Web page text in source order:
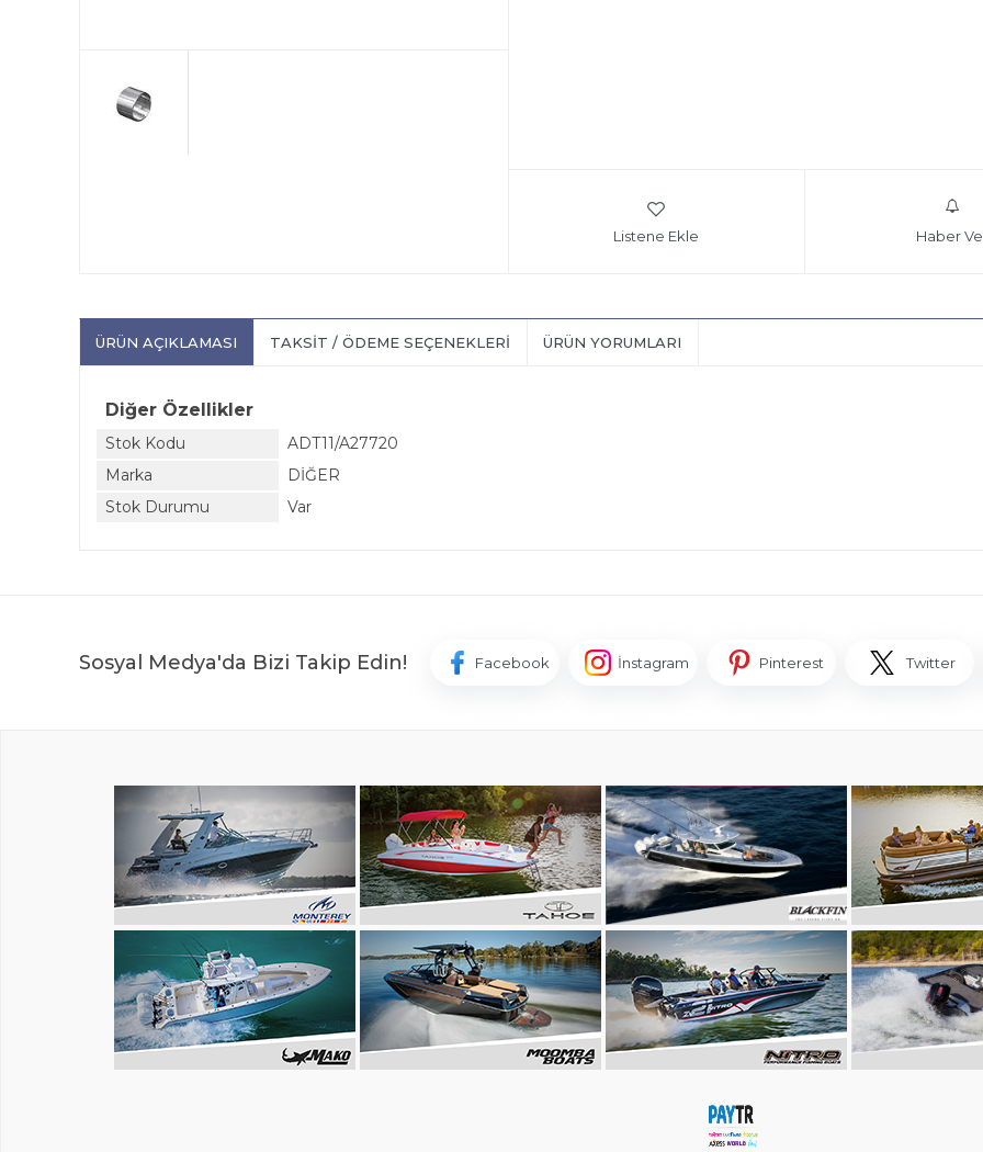
Listene Ekle Haber
ÜRÜN AÇIKLAMASI TAKSIT / ÖDEME SEÇENEKLERI ÜRÜN YORUMLARI
Diğer Özellikler
Stok Kodu
ADT11/A27720
Marka
DİĞER
Stok Durumu
Var
Sosyal Medya'da Bizi Takip Edin! Facebook İnstagram Pinterest Twitter